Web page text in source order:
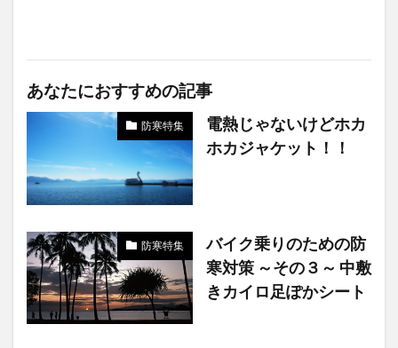
あなたにおすすめの記事
防寒特集
電熱じゃないけどホカ
ホカジャケット！！
防寒特集
バイク乗りのための防
寒対策 ～その３～ 中敷
きカイロ足ぽかシート